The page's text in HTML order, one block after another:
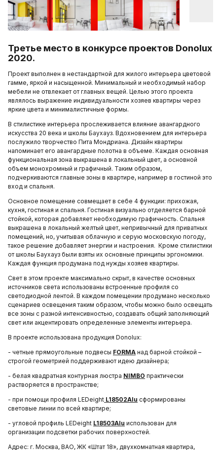
Третье место в конкурсе проектов Donolux
2020.
Проект выполнен в нестандартной для жилого интерьера цветовой
гамме, яркой и насыщенной. Минимальный и необходимый набор
мебели не отвлекает от главных вещей. Целью этого проекта
являлось выражение индивидуальности хозяев квартиры через
яркие цвета и минималистичные формы.
В стилистике интерьера прослеживается влияние авангардного
искусства 20 века и школы Баухауз. Вдохновением для интерьера
послужило творчество Пита Мондриана. Дизайн квартиры
напоминает его авангардные полотна в объеме. Каждая основная
функциональная зона выкрашена в локальный цвет, а основной
объем монохромный и графичный. Таким образом,
подчеркиваются главные зоны в квартире, например в гостиной это
вход и спальня.
Основное помещение совмещает в себе 4 функции: прихожая,
кухня, гостиная и спальня. Гостиная визуально отделяется барной
стойкой, которая добавляет необходимую графичность. Спальня
выкрашена в локальный желтый цвет, непривычный для приватных
помещений, но, учитывая облачную и серую московскую погоду,
такое решение добавляет энергии и настроения. Кроме стилистики
от школы Баухауз были взяты их основные принципы эргономики.
Каждая функция продумана под нужды хозяев квартиры.
Свет в этом проекте максимально скрыт, в качестве основных
источников света использованы встроенные профиля со
светодиодной лентой. В каждом помещении продумано несколько
сценариев освещения таким образом, чтобы можно было освещать
все зоны с разной интенсивностью, создавать общий заполняющий
свет или акцентировать определенные элементы интерьера.
В проекте использована продукция Donolux:
- четные прямоугольные подвесы FORMA над барной стойкой –
строгой геометрией поддерживают идею дизайнера;
- белая квадратная контурная люстра NIMBO практически
растворяется в пространстве;
- при помощи профиля LEDeight L18502Alu сформированы
световые линии по всей квартире;
- угловой профиль LEDeight L18503Alu использован для
организации подсветки рабочих поверхностей.
Адрес: г. Москва, ВАО, ЖК «Штат 18», двухкомнатная квартира,